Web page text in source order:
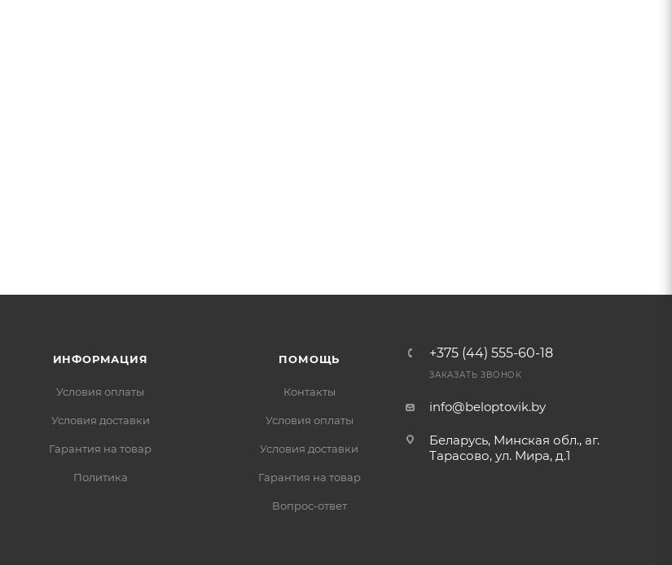
ИНФОРМАЦИЯ
Условия оплаты
Условия доставки
Гарантия на товар
Политика
ПОМОЩЬ
Контакты
Условия оплаты
Условия доставки
Гарантия на товар
Вопрос-ответ
+375 (44) 555-60-18
ЗАКАЗАТЬ ЗВОНОК
info@beloptovik.by
Беларусь, Минская обл., аг.
Тарасово, ул. Мира, д.1